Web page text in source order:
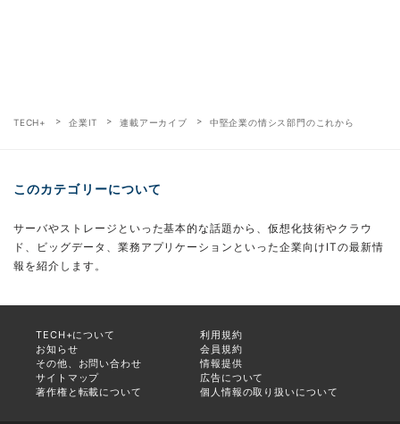
TECH+ 企業IT 連載アーカイブ 中堅企業の情シス部門のこれから
このカテゴリーについて
サーバやストレージといった基本的な話題から、仮想化技術やクラウ
ド、ビッグデータ、業務アプリケーションといった企業向けITの最新情
報を紹介します。
TECH+について
利用規約
お知らせ
会員規約
その他、お問い合わせ
情報提供
サイトマップ
広告について
著作権と転載について
個人情報の取り扱いについて